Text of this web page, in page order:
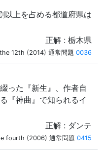
以上を占める都道府県は
正解 : 栃木県
12th (2014) 通常問題 0036
った『新生』、作者自
『神曲』で知られるイ
正解 : ダンテ
fourth (2006) 通常問題 0415